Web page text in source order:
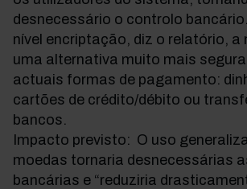
desnecessário o controlo
nível encriptação, diz o relatório, a
uma alternativa muito mais
actuais formas de pagamento:
cartões de crédito/débito ou
bancos.
Impacto previsto: O uso
moedas tornaria desnecessárias
bancárias e “reduziria